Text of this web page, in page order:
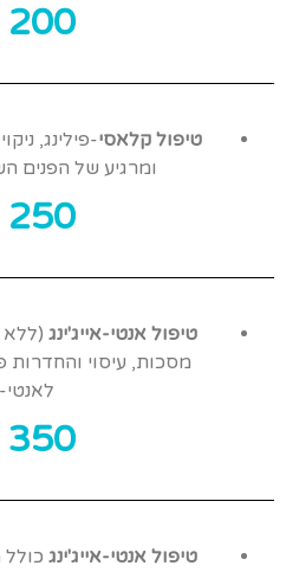
200 ₪
טיפול קלאסי-פילינג,
ומרגיע של הפנים
250 ₪
טיפול אנטי-אייג'ינג (ללא
מסכות, עיסוי
לאנטי-
350 ₪
טיפול אנטי-אייג'ינג כולל